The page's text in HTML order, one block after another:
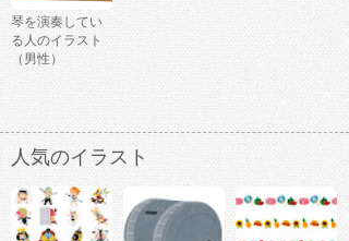
琴を演奏してい
る人のイラスト
（男性）
人気のイラスト